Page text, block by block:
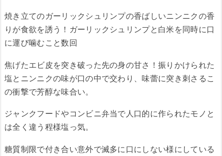
焼き立てのガーリックシュリンプの香ばしいニンニクの香
りが食欲を誘う！ガーリックシュリンプと白米を同時に口
に運び噛むこと数回
焦げたエビ皮を突き破った先の身の甘さ！振りかけられた
塩とニンニクの味が口の中で交わり、味蕾に突き刺さるこ
の衝撃で芳醇な味合い。
ジャンクフードやコンビニ弁当で人口的に作られたモノと
は全く違う程様塩っ気。
糖質制限で付き合い意外で滅多に口にしない様にしている